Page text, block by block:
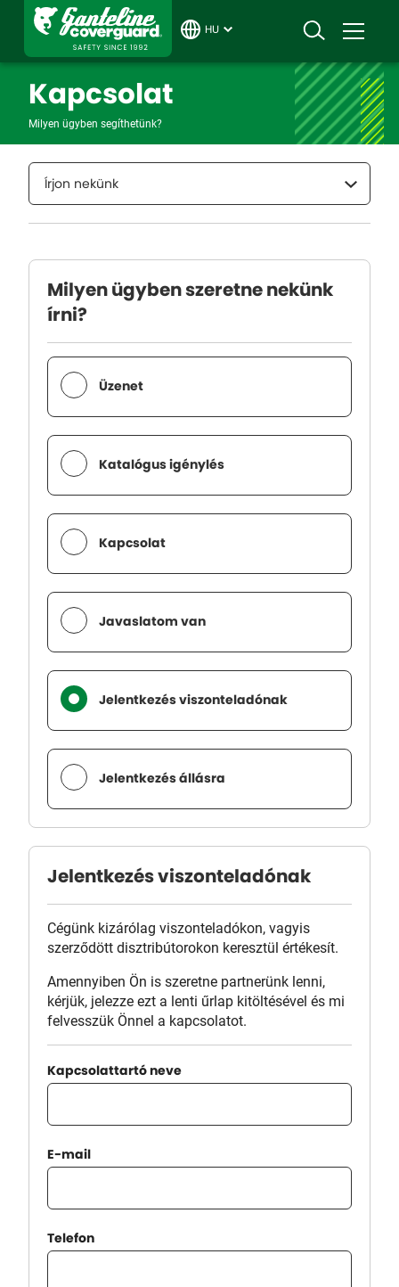
HU
Kapcsolat
Milyen ügyben segíthetünk?
Írjon nekünk
Milyen ügyben szeretne nekünk
írni?
Üzenet
Katalógus igénylés
Kapcsolat
Javaslatom van
Jelentkezés viszonteladónak
Jelentkezés állásra
Jelentkezés viszonteladónak
Cégünk kizárólag viszonteladókon, vagyis
szerződött disztribútorokon keresztül értékesít.
Amennyiben Ön is szeretne partnerünk lenni,
kérjük, jelezze ezt a lenti űrlap kitöltésével és mi
felvesszük Önnel a kapcsolatot.
Kapcsolattartó neve
E-mail
Telefon